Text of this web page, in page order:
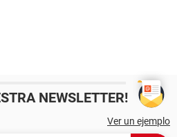
NEWSLETTER!
Ver un ejemplo